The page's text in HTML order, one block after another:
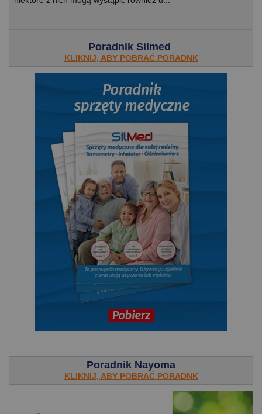
Poradnik Silmed
KLIKNIJ, ABY POBRAĆ PORADNK
Poradnik Nayoma
KLIKNIJ, ABY POBRAĆ PORADNK